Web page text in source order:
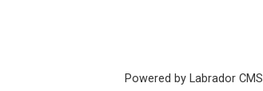
Powered by Labrador CMS